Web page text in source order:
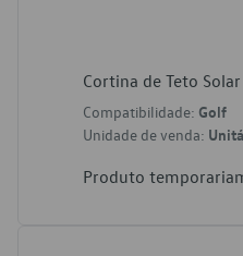
Cortina de Teto
Compatibilidade: Golf
Unidade de venda:
Produto